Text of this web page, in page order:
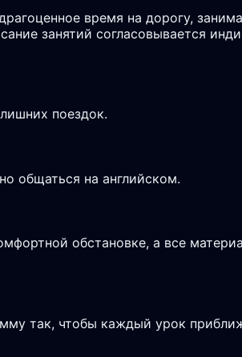
время на дорогу,
занятий согласовывается
поездок.
общаться на английском.
обстановке, а все
так, чтобы каждый урок